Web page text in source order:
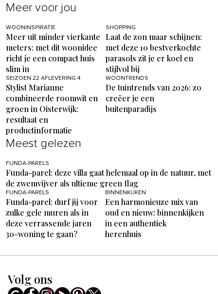
Meer voor jou
WOONINSPIRATIE
Meer uit minder vierkante
meters: met dit woonidee
richt je een compact huis
slim in
SHOPPING
Laat de zon maar schijnen:
met deze 10 bestverkochte
parasols zit je er koel en
stijlvol bij
SEIZOEN 22 AFLEVERING 4
Stylist Marianne
combineerde roomwit en
groen in Oisterwijk:
resultaat en
productinformatie
WOONTRENDS
De tuintrends van 2026: zo
creëer je een
buitenparadijs
Meest gelezen
FUNDA-PARELS
Funda-parel: deze villa gaat helemaal op in de natuur, met
de zwemvijver als ultieme green flag
FUNDA-PARELS
Funda-parel: durf jij voor
zulke gele muren als in
deze verrassende jaren
30-woning te gaan?
BINNENKIJKEN
Een harmonieuze mix van
oud en nieuw: binnenkijken
in een authentiek
herenhuis
Volg ons